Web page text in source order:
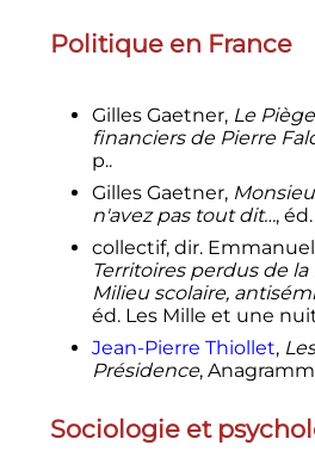
Politique en France
Gilles Gaetner, Le
financiers de Pierre
p..
Gilles Gaetner,
n'avez pas tout dit…,
collectif, dir.
Territoires perdus de
Milieu scolaire,
éd. Les Mille et une
Jean-Pierre Thiollet,
Présidence,
Sociologie et